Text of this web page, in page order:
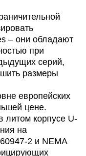
– они обладают
при
серий,
размеры
европейских
цене.
литом корпусе U-
на
2 и NEMA